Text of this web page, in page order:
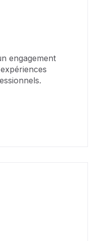
engagement